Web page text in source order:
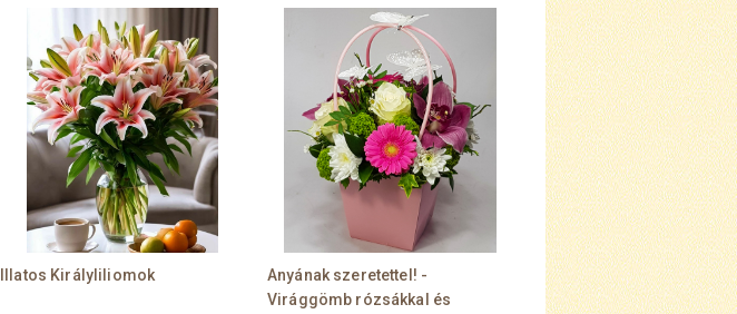
Illatos Királyliliomok
Anyának szeretettel! -
Virággömb rózsákkal és